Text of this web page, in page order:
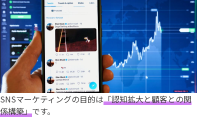
SNSマーケティングの目的は「認知拡大と顧客との関
係構築」です。